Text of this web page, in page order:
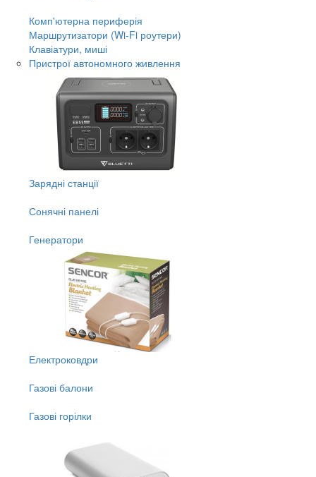
Комп'ютерна периферія
Маршрутизатори (Wi-Fi роутери)
Клавіатури, миші
Пристрої автономного живлення
Зарядні станції
Сонячні панелі
Генератори
Електроковдри
Газові балони
Газові горілки